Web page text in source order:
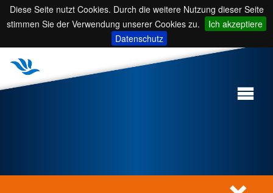
Diese Seite nutzt Cookies. Durch die weitere Nutzung dieser Seite
stimmen Sie der Verwendung unserer Cookies zu.
Ich akzeptiere
Datenschutz